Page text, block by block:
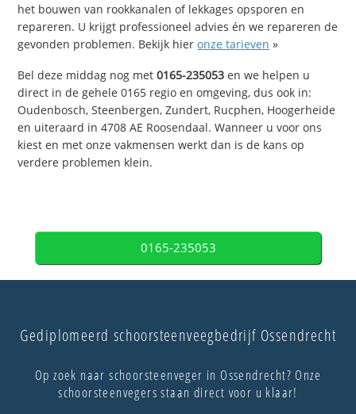
het bouwen van rookkanalen of lekkages opsporen en
repareren. U krijgt professioneel advies én we repareren de
gevonden problemen. Bekijk hieronze tarieven »
Bel deze middag nog met0165-235053 en we helpen u
direct in de gehele 0165 regio en omgeving, dus ook in:
Oudenbosch, Steenbergen, Zundert, Rucphen, Hoogerheide
en uiteraard in 4708 AE Roosendaal. Wanneer u voor ons
kiest en met onze vakmensen werkt dan is de kans op
verdere problemen klein.
0165-235053
Gediplomeerd schoorsteenveegbedrijf Ossendrecht
Op zoek naar schoorsteenveger in Ossendrecht? Onze
schoorsteenvegers staan direct voor u klaar!